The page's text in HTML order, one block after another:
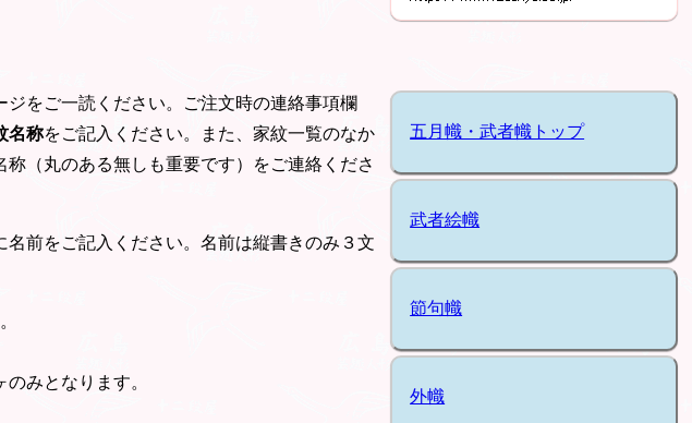
ジをご一読ください。ご注文時の連絡事項欄
名称をご記入ください。また、家紋一覧のなか
（丸のある無しも重要です）をご連絡くださ
前をご記入ください。名前は縦書きのみ３文
みとなります。
五月幟・武者幟トップ
武者絵幟
節句幟
外幟